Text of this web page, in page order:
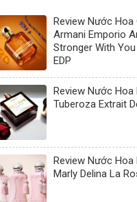
Review Nước Hoa
Armani Emporio
Stronger With
EDP
Review Nước Hoa
Tuberoza Extrait
Review Nước Hoa
Marly Delina La